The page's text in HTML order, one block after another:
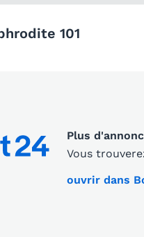
101
Plus
Vous
ouvrir dans